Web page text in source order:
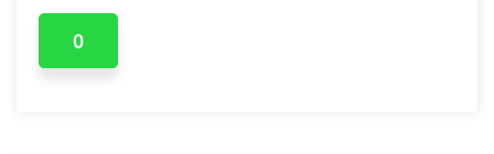
0